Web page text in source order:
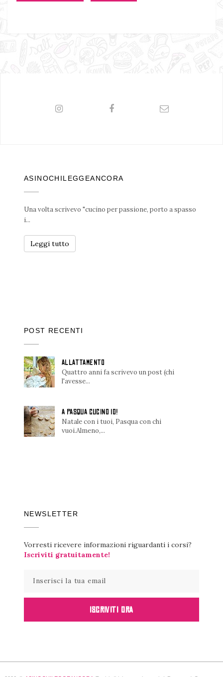
ASINOCHILEGGEANCORA
Una volta scrivevo "cucino per passione, porto a spasso
i...
Leggi tutto
POST RECENTI
ALLATTAMENTO
Quattro anni fa scrivevo un post (chi
l'avesse...
A PASQUA CUCINO IO!
Natale con i tuoi, Pasqua con chi
vuoi.Almeno,...
NEWSLETTER
Vorresti ricevere informazioni riguardanti i corsi?
Iscriviti gratuitamente!
ISCRIVITI ORA